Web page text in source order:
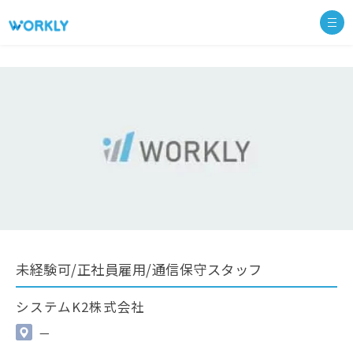
未経験可/正社員雇用/通信保守スタッフ
システムK2株式会社
—